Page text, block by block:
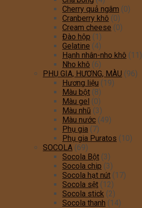
Cherry quả ngâm (0)
Cranberry khô (0)
Cream cheese (0)
Đào hộp (1)
Gelatine (4)
Hạnh nhân-nho khô (11)
Nho khô (6)
PHỤ GIA, HƯƠNG, MÀU (96)
Hương liệu (19)
Màu bột (8)
Màu gel (0)
Màu nhũ (3)
Màu nước (49)
Phụ gia (7)
Phụ gia Puratos (10)
SOCOLA (69)
Socola Bột (3)
Socola chip (3)
Socola hạt nút (17)
Socola sệt (12)
Socola stick (2)
Socola thanh (14)